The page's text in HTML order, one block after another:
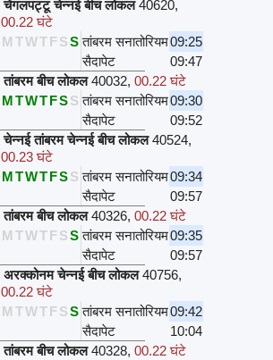
चेंगलपट्टू चेन्नई बीच लोकल 40620,
00.22 घंटे
M TWTFSS तांबरम सनातोरियम09:25
सैदापेट
09:47
तांबरम बीच लोकल 40032,00.22 घंटे
MTWTFSS तांबरम सनातोरियम09:30
सैदापेट
09:52
चेन्नई तांबरम चेन्नई बीच लोकल 40524,
00.23 घंटे
MTWTFSS तांबरम सनातोरियम09:34
सैदापेट
09:57
तांबरम बीच लोकल 40326,00.22 घंटे
M TWTFSS तांबरम सनातोरियम09:35
सैदापेट
09:57
अरक्कोनम चेन्नई बीच लोकल 40756,
00.22 घंटे
M TWTFSS तांबरम सनातोरियम09:42
सैदापेट
10:04
तांबरम बीच लोकल 40328,00.22 घंटे